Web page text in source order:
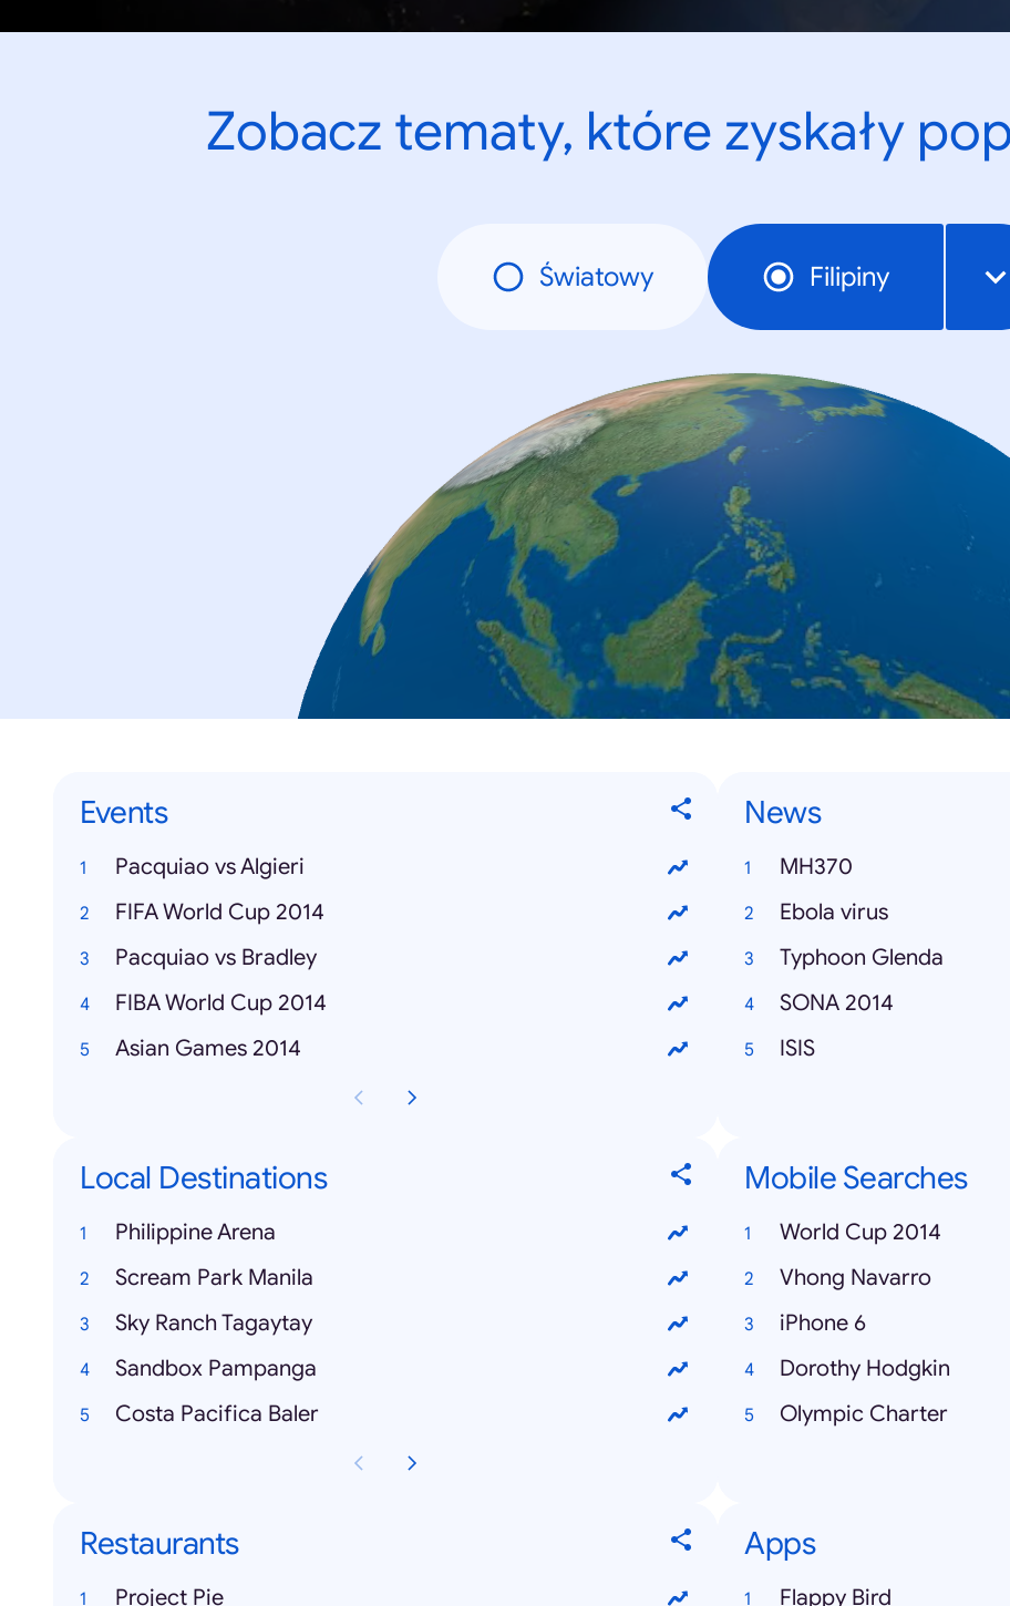
Zobacz tematy, które zyskały
Światowy Filipiny
Events
Pacquiao vs Algieri
FIFA World Cup 2014
Pacquiao vs Bradley
FIBA World Cup 2014
Asian Games 2014
News
MH370
Ebola virus
Typhoon Glenda
SONA 2014
ISIS
Local Destinations
Philippine Arena
Scream Park Manila
Sky Ranch Tagaytay
Sandbox Pampanga
Costa Pacifica Baler
Mobile Searches
World Cup 2014
Vhong Navarro
iPhone 6
Dorothy Hodgkin
Olympic Charter
Restaurants
Project Pie
Apps
Flappy Bird